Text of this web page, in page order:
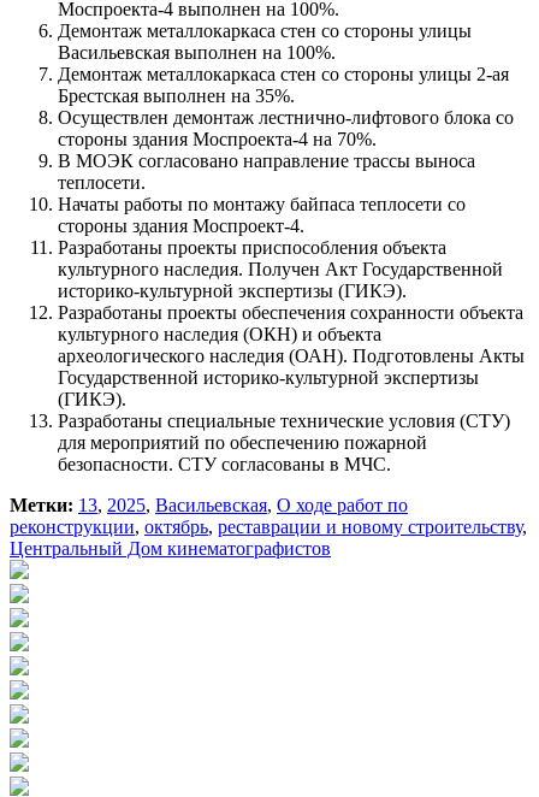
Моспроекта-4 выполнен на 100%.
Демонтаж металлокаркаса стен со стороны улицы
Васильевская выполнен на 100%.
Демонтаж металлокаркаса стен со стороны улицы 2-ая
Брестская выполнен на 35%.
Осуществлен демонтаж лестнично-лифтового блока со
стороны здания Моспроекта-4 на 70%.
В МОЭК согласовано направление трассы выноса
теплосети.
Начаты работы по монтажу байпаса теплосети со
стороны здания Моспроект-4.
Разработаны проекты приспособления объекта
культурного наследия. Получен Акт Государственной
историко-культурной экспертизы (ГИКЭ).
Разработаны проекты обеспечения сохранности объекта
культурного наследия (ОКН) и объекта
археологического наследия (ОАН). Подготовлены Акты
Государственной историко-культурной экспертизы
(ГИКЭ).
Разработаны специальные технические условия (СТУ)
для мероприятий по обеспечению пожарной
безопасности. СТУ согласованы в МЧС.
Метки: 13, 2025, Васильевская, О ходе работ по
реконструкции, октябрь, реставрации и новому строительству,
Центральный Дом кинематографистов